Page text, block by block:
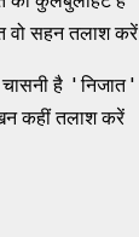
वो सहन तलाश करें
है ' निजात '
कहीं तलाश करें